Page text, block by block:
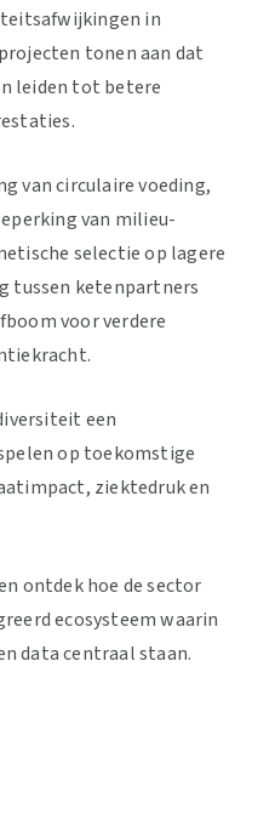
in
tonen aan dat
leiden tot betere
van circulaire voeding,
van milieu-
selectie op lagere
tussen ketenpartners
voor verdere
een
op toekomstige
ziektedruk en
ontdek hoe de sector
ecosysteem waarin
data centraal staan.